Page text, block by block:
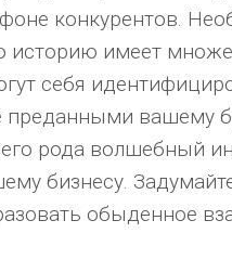
конкурентов.
историю имеет
себя
преданными вашему
рода волшебный
бизнесу.
обыденное